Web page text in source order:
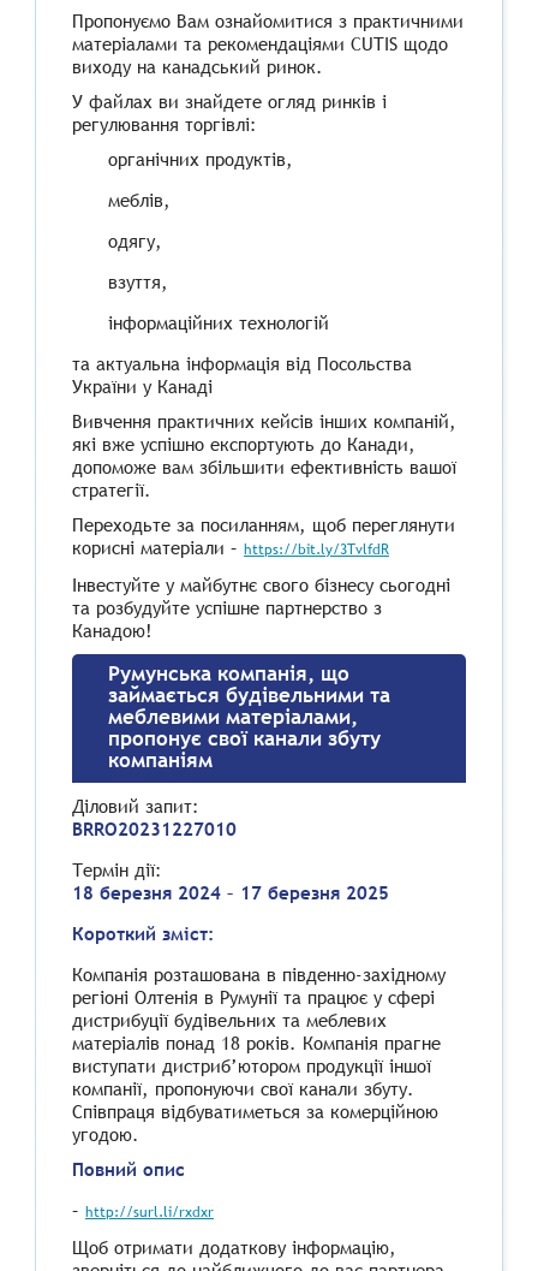
Пропонуємо Вам ознайомитися з практичними
матеріалами та рекомендаціями CUTIS щодо
виходу на канадський ринок.
У файлах ви знайдете огляд ринків і
регулювання торгівлі:
органічних продуктів,
меблів,
одягу,
взуття,
інформаційних технологій
та актуальна інформація від Посольства
України у Канаді
Вивчення практичних кейсів інших компаній,
які вже успішно експортують до Канади,
допоможе вам збільшити ефективність вашої
стратегії.
Переходьте за посиланням, щоб переглянути
корисні матеріали – https://bit.ly/3TvlfdR
Інвестуйте у майбутнє свого бізнесу сьогодні
та розбудуйте успішне партнерство з
Канадою!
Румунська компанія, що
займається будівельними та
меблевими матеріалами,
пропонує свої канали збуту
компаніям
Діловий запит:
BRRO20231227010
Термін дії:
18 березня 2024 – 17 березня 2025
Короткий зміст:
Компанія розташована в південно-західному
регіоні Олтенія в Румунії та працює у сфері
дистрибуції будівельних та меблевих
матеріалів понад 18 років. Компанія прагне
виступати дистриб’ютором продукції іншої
компанії, пропонуючи свої канали збуту.
Співпраця відбуватиметься за комерційною
угодою.
Повний опис
– http://surl.li/rxdxr
Щоб отримати додаткову інформацію,